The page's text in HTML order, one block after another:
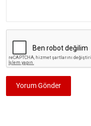
Yorum Gönder